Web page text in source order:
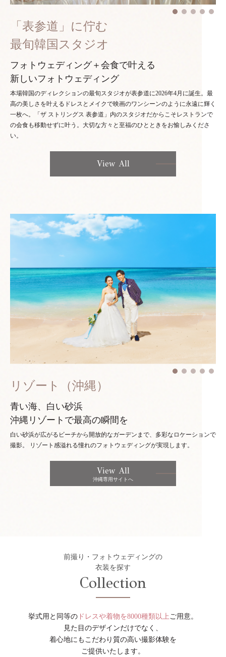
「表参道」に佇む
最旬韓国スタジオ
フォトウェディング＋会食で叶える
新しいフォトウェディング
本場韓国のディレクションの最旬スタジオが表参道に2026年4月に誕生。最
高の美しさを叶えるドレスとメイクで映画のワンシーンのように永遠に輝く
一枚へ。「ザ ストリングス 表参道」内のスタジオだからこそレストランで
の会食も移動せずに叶う。大切な方々と至福のひとときをお愉しみくださ
い。
View All
リゾート（沖縄）
青い海、白い砂浜
沖縄リゾートで最高の瞬間を
白い砂浜が広がるビーチから開放的なガーデンまで、多彩なロケーションで
撮影。
リゾート感溢れる憧れのフォトウェディングが実現します。
View All
沖縄専用サイトへ
前撮り・フォトウェディングの
衣装を探す
Collection
挙式用と同等の ドレスや着物を8000種類以上 ご用意。
見た目のデザインだけでなく、
着心地にもこだわり質の高い撮影体験を
ご提供いたします。